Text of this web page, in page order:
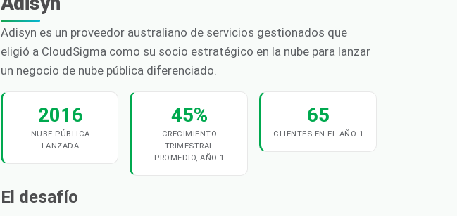
Adisyn es un proveedor australiano de servicios gestionados que
eligió a CloudSigma como su socio estratégico en la nube para lanzar
un negocio de nube pública diferenciado.
2016
NUBE PÚBLICA
LANZADA
45%
CRECIMIENTO
TRIMESTRAL
PROMEDIO, AÑO 1
65
CLIENTES EN EL AÑO 1
El desafío